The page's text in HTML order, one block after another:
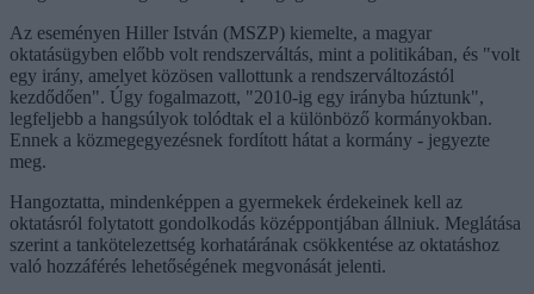
Az eseményen Hiller István (MSZP) kiemelte, a magyar
oktatásügyben előbb volt rendszerváltás, mint a politikában, és "volt
egy irány, amelyet közösen vallottunk a rendszerváltozástól
kezdődően". Úgy fogalmazott, "2010-ig egy irányba húztunk",
legfeljebb a hangsúlyok tolódtak el a különböző kormányokban.
Ennek a közmegegyezésnek fordított hátat a kormány - jegyezte
meg.
Hangoztatta, mindenképpen a gyermekek érdekeinek kell az
oktatásról folytatott gondolkodás középpontjában állniuk. Meglátása
szerint a tankötelezettség korhatárának csökkentése az oktatáshoz
való hozzáférés lehetőségének megvonását jelenti.